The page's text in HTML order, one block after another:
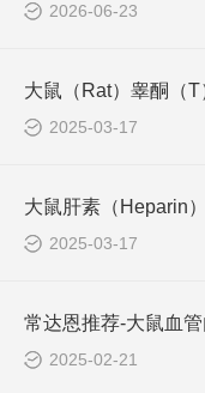
2026-06-23
2025-03-17
2025-03-17
2025-02-21